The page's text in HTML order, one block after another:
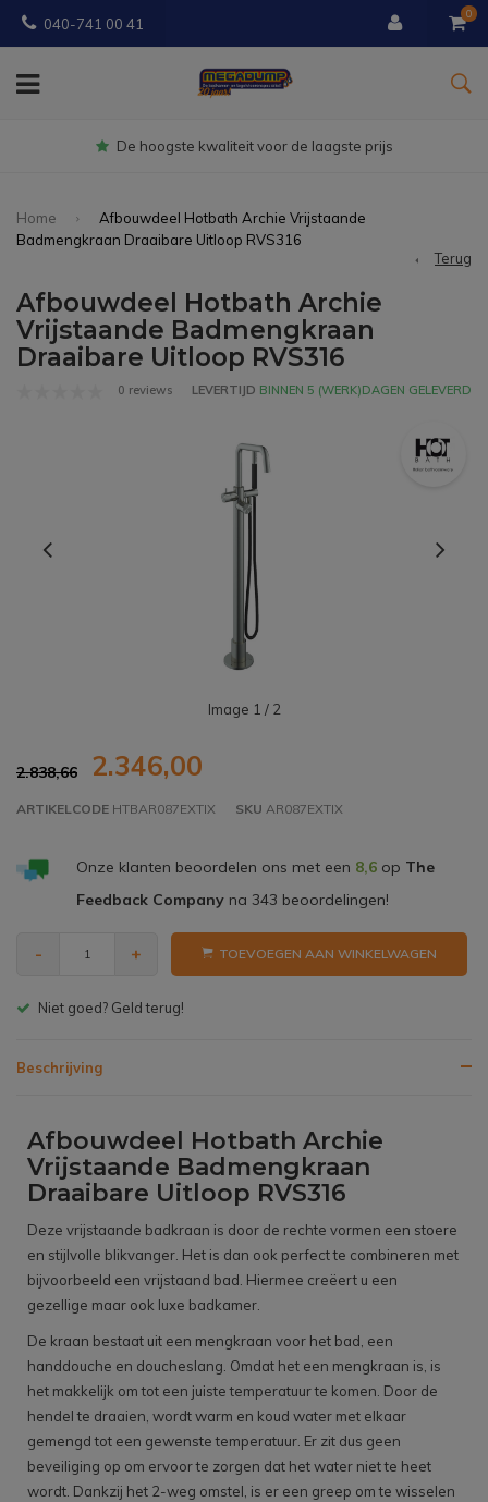
040-741 00 41
0
Gratisbezorgd vanaf € 150
Home
Afbouwdeel Hotbath Archie Vrijstaande
Badmengkraan Draaibare Uitloop RVS316
Terug
Afbouwdeel Hotbath Archie
Vrijstaande Badmengkraan
Draaibare Uitloop RVS316
0 reviews LEVERTIJD BINNEN 5 (WERK)DAGEN GELEVERD
Image 1 / 2
2.838,66 2.346,00
ARTIKELCODE HTBAR087EXTIX SKU AR087EXTIX
Onze klanten beoordelen ons met een 8,6op The
Feedback Companyna 343 beoordelingen!
- + TOEVOEGEN AAN WINKELWAGEN
Gratis bezorgen v.a. € 150,- (NL)
Beschrijving
Afbouwdeel Hotbath Archie
Vrijstaande Badmengkraan
Draaibare Uitloop RVS316
Deze vrijstaande badkraan is door de rechte vormen een stoere
en stijlvolle blikvanger. Het is dan ook perfect te combineren met
bijvoorbeeld een vrijstaand bad. Hiermee creëert u een
gezellige maar ook luxe badkamer.
De kraan bestaat uit een mengkraan voor het bad, een
handdouche en doucheslang. Omdat het een mengkraan is, is
het makkelijk om tot een juiste temperatuur te komen. Door de
hendel te draaien, wordt warm en koud water met elkaar
gemengd tot een gewenste temperatuur. Er zit dus geen
beveiliging op om ervoor te zorgen dat het water niet te heet
wordt. Dankzij het 2-weg omstel, is er een greep om te wisselen